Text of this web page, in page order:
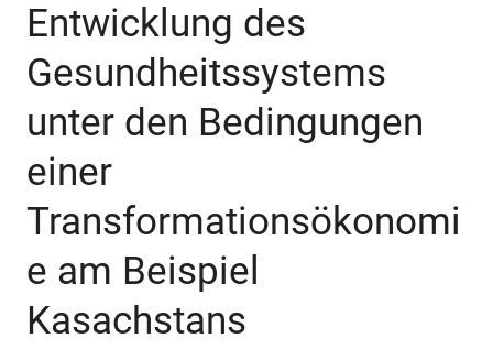
Entwicklung des
Gesundheitssystems
unter den Bedingungen
einer
Transformationsökonomi
e am Beispiel
Kasachstans